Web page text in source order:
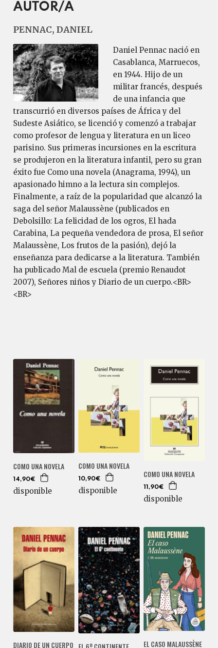
AUTOR/A
PENNAC, DANIEL
Daniel Pennac nació en
Casablanca, Marruecos,
en 1944. Hijo de un
militar francés, después
de una infancia que
transcurrió en diversos países de África y del
Sudeste Asiático, se licenció y comenzó a trabajar
como profesor de lengua y literatura en un liceo
parisino. Sus primeras incursiones en la escritura
se produjeron en la literatura infantil, pero su gran
éxito fue Como una novela (Anagrama, 1994), un
apasionado himno a la lectura sin complejos.
Finalmente, a raíz de la popularidad que alcanzó la
saga del señor Malaussène (publicados en
Debolsillo: La felicidad de los ogros, El hada
Carabina, La pequeña vendedora de prosa, El señor
Malaussène, Los frutos de la pasión), dejó la
enseñanza para dedicarse a la literatura. También
ha publicado Mal de escuela (premio Renaudot
2007), Señores niños y Diario de un cuerpo.<BR>
<BR>
COMO UNA NOVELA
14,90€
disponible
COMO UNA NOVELA
10,90€
disponible
COMO UNA NOVELA
11,90€
disponible
DIARIO DE UN CUERPO EL CASO MALAUSSÈNE